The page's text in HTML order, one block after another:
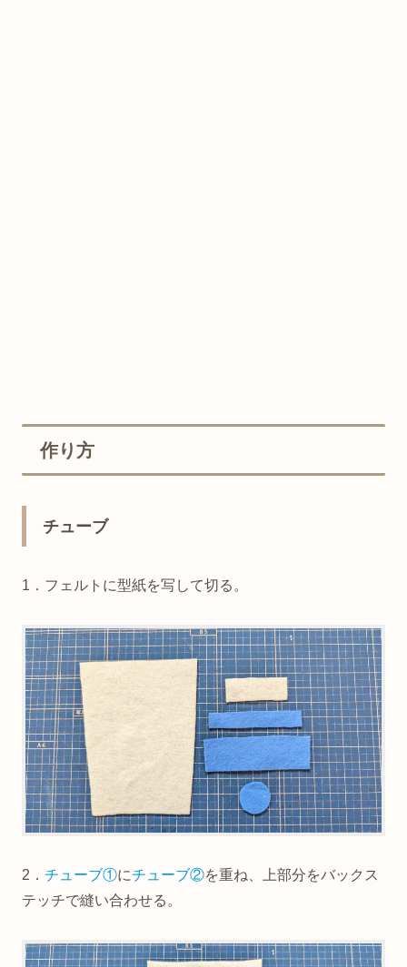
作り方
チューブ
1．フェルトに型紙を写して切る。
2． チューブ①にチューブ②を重ね、上部分をバックス
テッチで縫い合わせる。